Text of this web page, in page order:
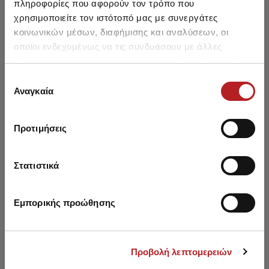
πληροφορίες που αφορούν τον τρόπο που
χρησιμοποιείτε τον ιστότοπό μας με συνεργάτες
κοινωνικών μέσων, διαφήμισης και αναλύσεων, οι
οποίοι ενδεχομένως να τις συνδυάσουν με άλλες
πληροφορίες που τους έχετε παραχωρήσει ή τις οποίες
των υπηρεσιών τους.
συγκατάθεσης
Αναγκαία
Προτιμήσεις
Στατιστικά
Εμπορικής προώθησης
Προβολή λεπτομερειών